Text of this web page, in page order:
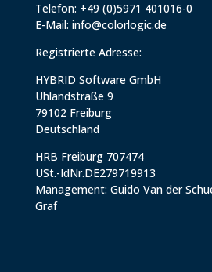
Telefon: +49 (0)5971 401016-0
E-Mail: info@colorlogic.de
Registrierte Adresse:
HYBRID Software GmbH
Uhlandstraße 9
79102 Freiburg
Deutschland
HRB Freiburg 707474
USt.-IdNr.DE279719913
Management: Guido Van der
Graf